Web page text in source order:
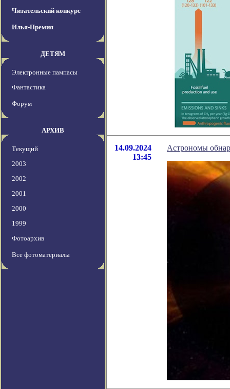
Читательский конкурс
Илья-Премия
ДЕТЯМ
Электронные пампасы
Фантастика
Форум
АРХИВ
Текущий
2003
2002
2001
2000
1999
Фотоархив
Все фотоматериалы
14.09.2024
13:45
Астрономы